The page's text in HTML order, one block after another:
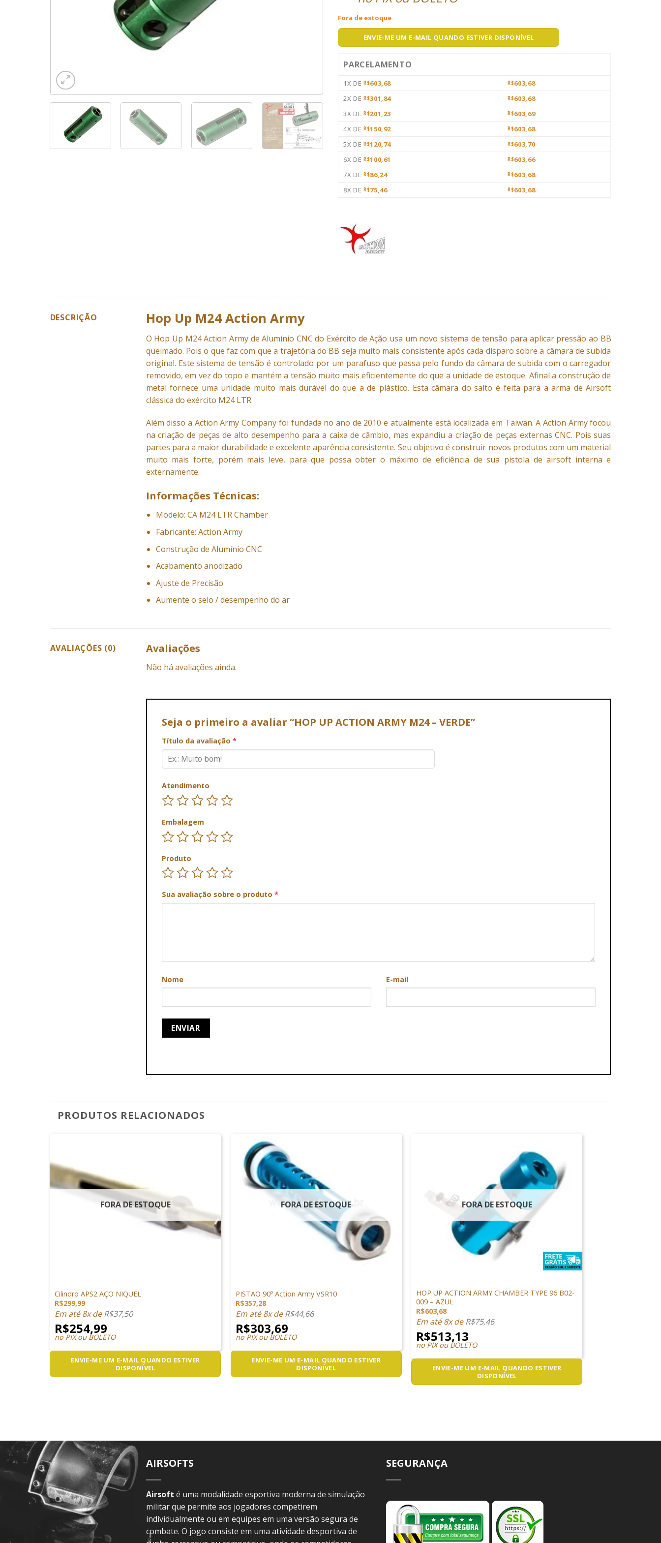
Fora de estoque
ENVIE-ME UM E-MAIL QUANDO ESTIVER DISPONÍVEL
PARCELAMENTO
1X DE R$603,68 R$603,68
2X DE R$301,84 R$603,68
3X DE R$201,23 R$603,69
4X DE R$150,92 R$603,68
5X DE R$120,74 R$603,70
6X DE R$100,61 R$603,66
7X DE R$86,24 R$603,68
8X DE R$75,46 R$603,68
DESCRIÇÃO Hop Up M24 Action Army
O Hop Up M24 Action Army de Alumínio CNC do Exército de Ação usa um novo sistema de tensão para aplicar pressão ao BB
queimado. Pois o que faz com que a trajetória do BB seja muito mais consistente após cada disparo sobre a câmara de subida
original. Este sistema de tensão é controlado por um parafuso que passa pelo fundo da câmara de subida com o carregador
removido, em vez do topo e mantém a tensão muito mais eficientemente do que a unidade de estoque. Afinal a construção de
metal fornece uma unidade muito mais durável do que a de plástico. Esta câmara do salto é feita para a arma de Airsoft
clássica do exército M24 LTR.
Além disso a Action Army Company foi fundada no ano de 2010 e atualmente está localizada em Taiwan. A Action Army focou
na criação de peças de alto desempenho para a caixa de câmbio, mas expandiu a criação de peças externas CNC. Pois suas
partes para a maior durabilidade e excelente aparência consistente. Seu objetivo é construir novos produtos com um material
muito mais forte, porém mais leve, para que possa obter o máximo de eficiência de sua pistola de airsoft interna e
externamente.
Informações Técnicas:
Modelo: CA M24 LTR Chamber
Fabricante: Action Army
Construção de Alumínio CNC
Acabamento anodizado
Ajuste de Precisão
Aumente o selo / desempenho do ar
AVALIAÇÕES (0) Avaliações
Não há avaliações ainda.
Seja o primeiro a avaliar “HOP UP ACTION ARMY M24 – VERDE”
Título da avaliação *
Atendimento
Embalagem
Produto
Sua avaliação sobre o produto *
Nome E-mail
PRODUTOS RELACIONADOS
FORA DE ESTOQUE
Cilindro APS2 AÇO NIQUEL
R$299,99
Em até 8x deR$37,50
R$254,99
no PIX ou BOLETO
ENVIE-ME UM E-MAIL QUANDO ESTIVER
DISPONÍVEL
FORA DE ESTOQUE
PISTAO 90º Action Army VSR10
R$357,28
Em até 8x deR$44,66
R$303,69
no PIX ou BOLETO
ENVIE-ME UM E-MAIL QUANDO ESTIVER
DISPONÍVEL
FORA DE ESTOQUE
HOP UP ACTION ARMY CHAMBER TYPE 96 B02-
009 – AZUL
R$603,68
Em até 8x deR$75,46
R$513,13
no PIX ou BOLETO
ENVIE-ME UM E-MAIL QUANDO ESTIVER
DISPONÍVEL
AIRSOFTS
Airsoft é uma modalidade esportiva moderna de simulação
militar que permite aos jogadores competirem
individualmente ou em equipes em uma versão segura de
combate. O jogo consiste em uma atividade desportiva de
SEGURANÇA